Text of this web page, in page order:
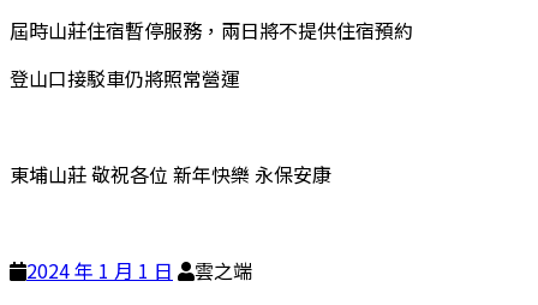
屆時山莊住宿暫停服務，兩日將不提供住宿預約
登山口接駁車仍將照常營運
東埔山莊 敬祝各位 新年快樂 永保安康
2024 年 1 月 1 日 雲之端